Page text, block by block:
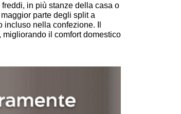
in più stanze della casa o
parte degli split a
nella confezione. Il
il comfort domestico